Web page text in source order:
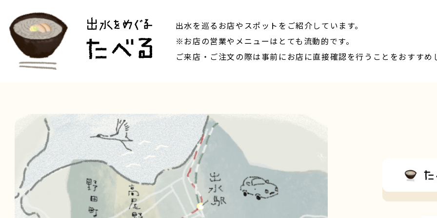
出水を巡るお店やスポットをご紹介しています。
※お店の営業やメニューはとても流動的です。
ご来店・ご注文の際は事前にお店に直接確認を行うことをおすすめ